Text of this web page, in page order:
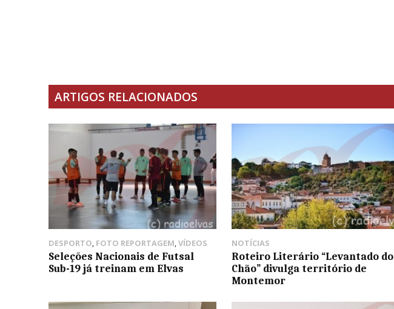
ARTIGOS RELACIONADOS
DESPORTO, FOTO REPORTAGEM,VÍDEOS
Seleções Nacionais de Futsal
Sub-19 já treinam em Elvas
NOTÍCIAS
Roteiro Literário “Levantado do
Chão” divulga território de
Montemor